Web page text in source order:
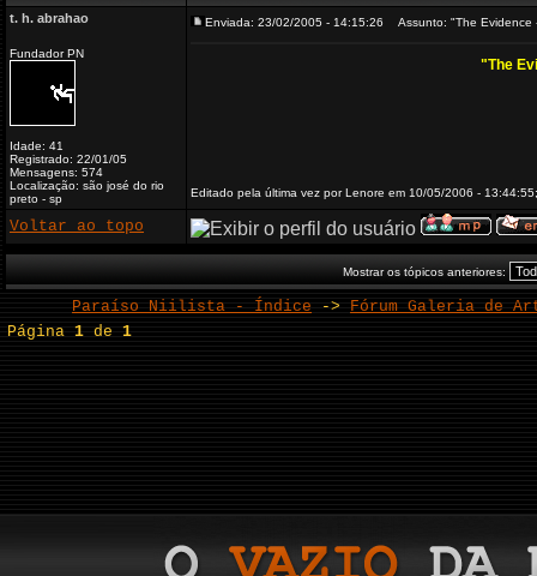
t. h. abrahao
Fundador PN
Idade: 41
Registrado: 22/01/05
Mensagens: 574
Localização: são josé do rio
preto - sp
Enviada: 23/02/2005 - 14:15:26 Assunto: "The Evidence
"The
Editado pela última vez por Lenore em 10/05/2006 -
Voltar ao topo
Mostrar os tópicos anteriores:
Paraíso Niilista - Índice -> Fórum Galeria de
Página1 de1